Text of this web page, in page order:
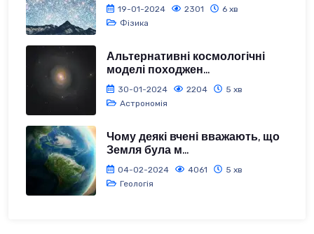
19-01-2024 2301
6 хв
Фізика
Альтернативні космологічні
моделі походжен...
30-01-2024 2204
5 хв
Астрономія
Чому деякі вчені вважають, що
Земля була м...
04-02-2024 4061
5 хв
Геологія